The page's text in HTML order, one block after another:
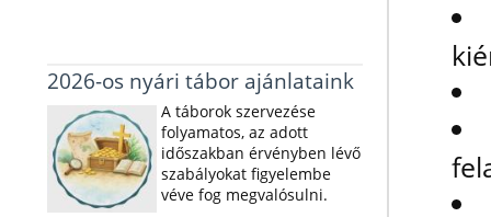
2026-os nyári tábor ajánlataink
A táborok szervezése
folyamatos, az adott
időszakban érvényben lévő
szabályokat figyelembe
véve fog megvalósulni.